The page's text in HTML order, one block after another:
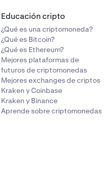
Educación cripto
¿Qué es una criptomoneda?
¿Qué es Bitcoin?
¿Qué es Ethereum?
Mejores plataformas de
futuros de criptomonedas
Mejores exchanges de criptos
Kraken y Coinbase
Kraken y Binance
Aprende sobre criptomonedas